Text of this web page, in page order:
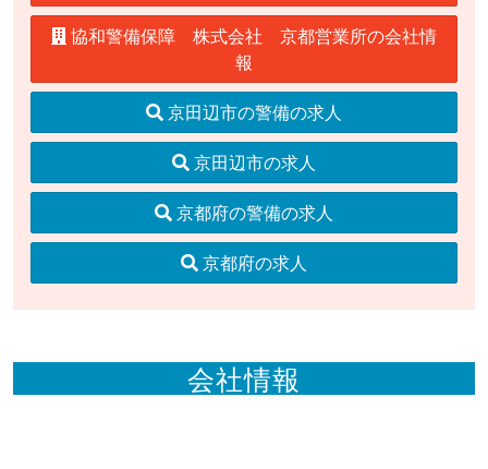
協和警備保障 株式会社 京都営業所の会社情
報
京田辺市の警備の求人
京田辺市の求人
京都府の警備の求人
京都府の求人
会社情報